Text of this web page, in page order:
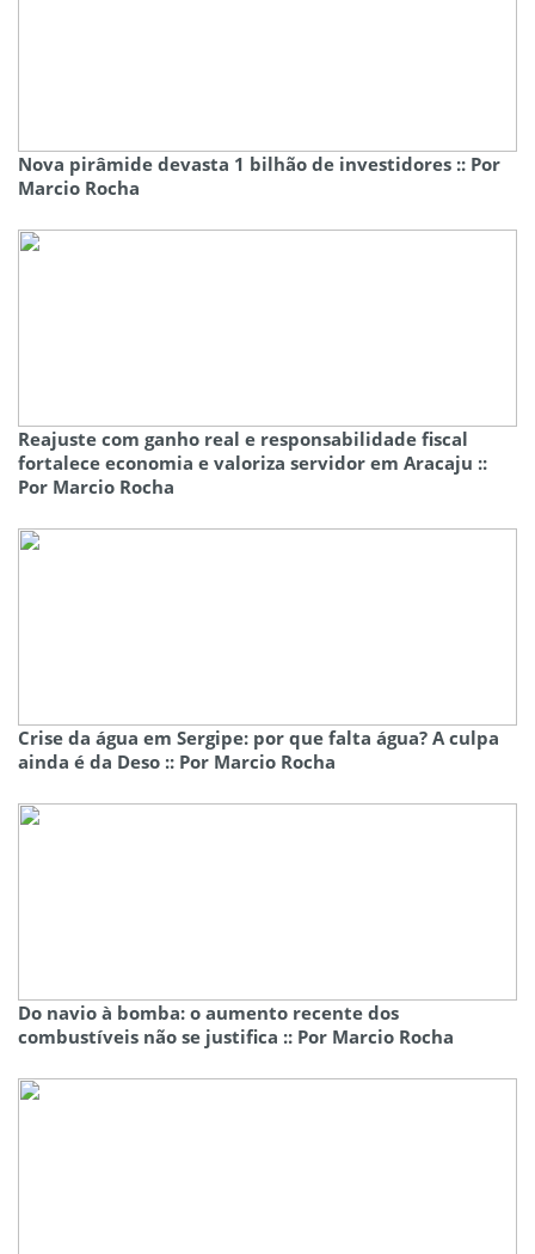
Nova pirâmide devasta 1 bilhão de investidores :: Por
Marcio Rocha
Reajuste com ganho real e responsabilidade fiscal
fortalece economia e valoriza servidor em Aracaju ::
Por Marcio Rocha
Crise da água em Sergipe: por que falta água? A culpa
ainda é da Deso :: Por Marcio Rocha
Do navio à bomba: o aumento recente dos
combustíveis não se justifica :: Por Marcio Rocha